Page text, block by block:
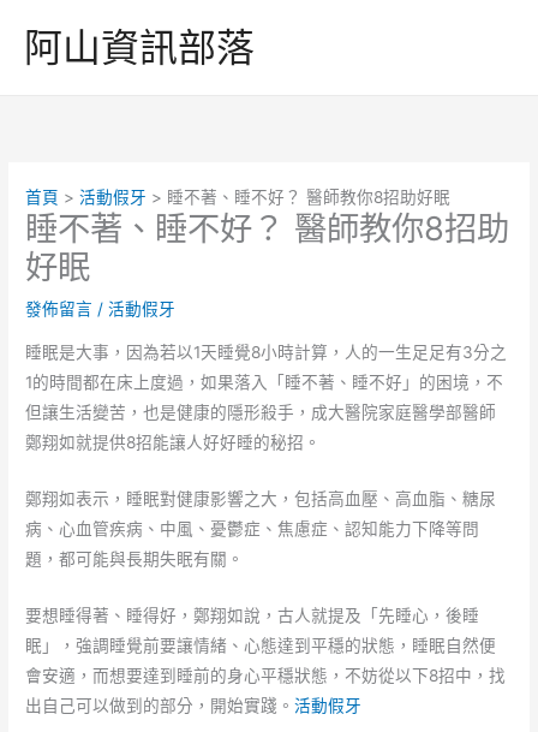
阿山資訊部落
首頁 活動假牙 睡不著、睡不好？ 醫師教你8招助好眠
睡不著、睡不好？ 醫師教你8招助
好眠
發佈留言 /活動假牙
睡眠是大事，因為若以1天睡覺8小時計算，人的一生足足有3分之
1的時間都在床上度過，如果落入「睡不著、睡不好」的困境，不
但讓生活變苦，也是健康的隱形殺手，成大醫院家庭醫學部醫師
鄭翔如就提供8招能讓人好好睡的秘招。
鄭翔如表示，睡眠對健康影響之大，包括高血壓、高血脂、糖尿
病、心血管疾病、中風、憂鬱症、焦慮症、認知能力下降等問
題，都可能與長期失眠有關。
要想睡得著、睡得好，鄭翔如說，古人就提及「先睡心，後睡
眠」，強調睡覺前要讓情緒、心態達到平穩的狀態，睡眠自然便
會安適，而想要達到睡前的身心平穩狀態，不妨從以下8招中，找
出自己可以做到的部分，開始實踐。活動假牙